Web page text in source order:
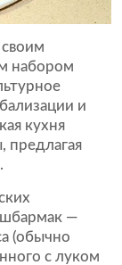
своим
набором
и
кухня
предлагая
—
(обычно
с луком